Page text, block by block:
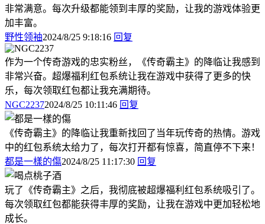
非常满意。每次升级都能领到丰厚的奖励，让我的游戏体验更
加丰富。
野性领袖2024/8/25 9:18:16 回复
作为一个传奇游戏的忠实粉丝，《传奇霸主》的降临让我感到
非常兴奋。超爆福利红包系统让我在游戏中获得了更多的快
乐，每次领取红包都让我充满期待。
NGC22372024/8/25 10:11:46 回复
《传奇霸主》的降临让我重新找回了当年玩传奇的热情。游戏
中的红包系统太给力了，每次打开都有惊喜，简直停不下来！
都是一樣的傷2024/8/25 11:17:30 回复
玩了《传奇霸主》之后，我彻底被超爆福利红包系统吸引了。
每次领取红包都能获得丰厚的奖励，让我在游戏中更加轻松地
成长。